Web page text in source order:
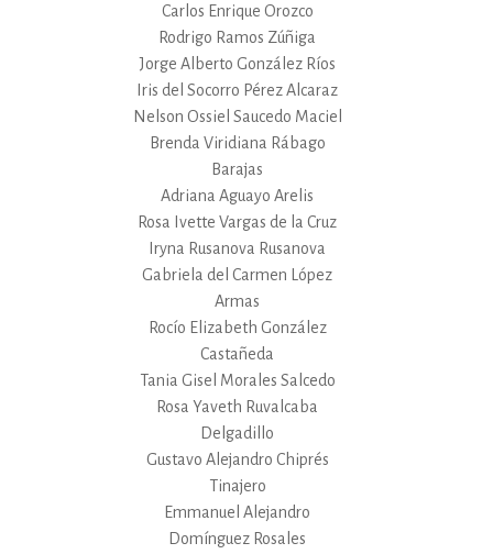
Carlos Enrique Orozco
Rodrigo Ramos Zúñiga
Jorge Alberto González Ríos
Iris del Socorro Pérez Alcaraz
Nelson Ossiel Saucedo Maciel
Brenda Viridiana Rábago
Barajas
Adriana Aguayo Arelis
Rosa Ivette Vargas de la Cruz
Iryna Rusanova Rusanova
Gabriela del Carmen López
Armas
Rocío Elizabeth González
Castañeda
Tania Gisel Morales Salcedo
Rosa Yaveth Ruvalcaba
Delgadillo
Gustavo Alejandro Chiprés
Tinajero
Emmanuel Alejandro
Domínguez Rosales